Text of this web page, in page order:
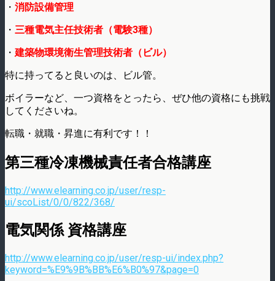
・ 消防設備管理
・ 三種電気主任技術者（電験3種）
・ 建築物環境衛生管理技術者（ビル）
特に持ってると良いのは、ビル管。
ボイラーなど、一つ資格をとったら、ぜひ他の資格にも挑戦
してくださいね。
転職・就職・昇進に有利です！！
第三種冷凍機械責任者合格講座
http://www.elearning.co.jp/user/resp-
ui/scoList/0/0/822/368/
電気関係 資格講座
http://www.elearning.co.jp/user/resp-ui/index.php?
keyword=%E9%9B%BB%E6%B0%97&page=0